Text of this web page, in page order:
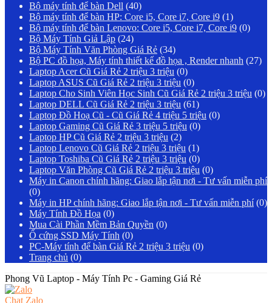
Bộ máy tính để bàn Dell (40)
Bộ máy tính để bàn HP: Core i5, Core i7, Core i9 (1)
Bộ máy tính để bàn Lenovo: Core i5, Core i7, Core i9 (0)
Bộ Máy Tính Giả Lập (24)
Bộ Máy Tính Văn Phòng Giá Rẻ (34)
Bộ PC đồ họa, Máy tính thiết kế đồ họa , Render nhanh (27)
Laptop Acer Cũ Giá Rẻ 2 triệu 3 triệu (0)
Laptop ASUS Cũ Giá Rẻ 2 triệu 3 triệu (0)
Laptop Cho Sinh Viên Học Sinh Cũ Giá Rẻ 2 triệu 3 triệu (0)
Laptop DELL Cũ Giá Rẻ 2 triệu 3 triệu (61)
Laptop Đồ Hoạ Cũ - Cũ Giá Rẻ 4 triệu 5 triệu (0)
Laptop Gaming Cũ Giá Rẻ 3 triệu 5 triệu (0)
Laptop HP Cũ Giá Rẻ 2 triệu 3 triệu (2)
Laptop Lenovo Cũ Giá Rẻ 2 triệu 3 triệu (1)
Laptop Toshiba Cũ Giá Rẻ 2 triệu 3 triệu (0)
Laptop Văn Phòng Cũ Giá Rẻ 2 triệu 3 triệu (0)
Máy in Canon chính hãng: Giao lắp tận nơi - Tư vấn miễn phí
(0)
Máy in HP chính hãng: Giao lắp tận nơi - Tư vấn miễn phí (0)
Máy Tính Đồ Họa (0)
Mua Cài Phần Mềm Bản Quyền (0)
Ổ cứng SSD Máy Tính (0)
PC-Máy tính để bàn Giá Rẻ 2 triệu 3 triệu (0)
Trang chủ (0)
Phong Vũ Laptop - Máy Tính Pc - Gaming Giá Rẻ
Chat Zalo